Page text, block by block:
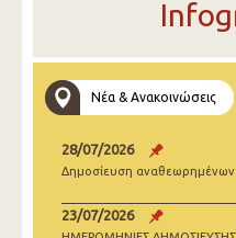
Νέα & Ανακοινώσεις
28/07/2026
Δημοσίευση αναθεωρημένων
23/07/2026